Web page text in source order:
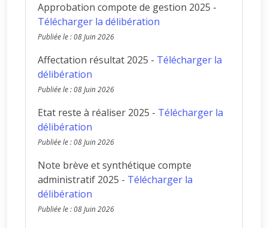
Approbation compote de gestion 2025 -
Télécharger la délibération
Publiée le : 08 Juin 2026
Affectation résultat 2025 - Télécharger la
délibération
Publiée le : 08 Juin 2026
Etat reste à réaliser 2025 - Télécharger la
délibération
Publiée le : 08 Juin 2026
Note brève et synthétique compte
administratif 2025 - Télécharger la
délibération
Publiée le : 08 Juin 2026